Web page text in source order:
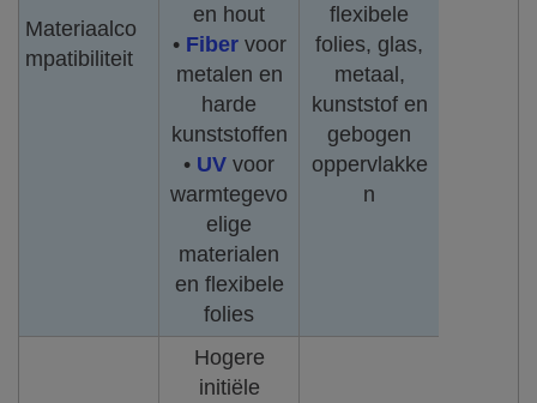
Materiaalco
mpatibiliteit
en hout
• Fiber voor
metalen en
harde
kunststoffen
• UV voor
warmtegevo
elige
materialen
en flexibele
folies
flexibele
folies, glas,
metaal,
kunststof en
gebogen
oppervlakke
n
Hogere
initiële